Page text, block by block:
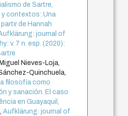
de Sartre,
y contextos: Una
de Hannah
journal of
v. 7 n. esp. (2020):
Nieves-Loja,
Quinchuela,
filosofía como
y sanación. El caso
en Guayaquil,
,Aufklärung: journal of